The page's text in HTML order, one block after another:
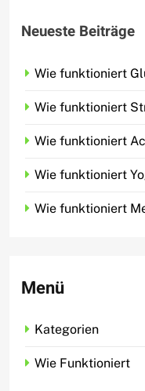
Neueste Beiträge
Wie funktioniert
Wie funktioniert
Wie funktioniert
Wie funktioniert
Wie funktioniert
Menü
Kategorien
Wie Funktioniert